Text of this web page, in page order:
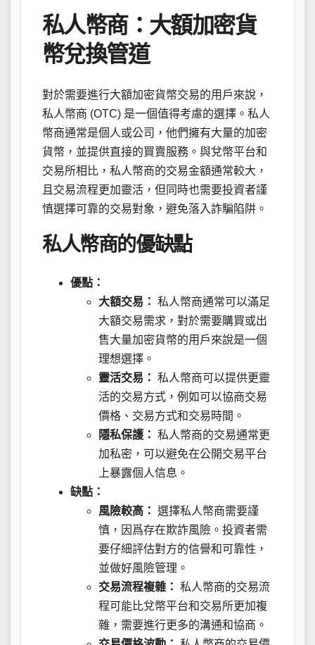
私人幣商：大額加密貨
幣兌換管道
對於需要進行大額加密貨幣交易的用戶來說，
私人幣商 (OTC) 是一個值得考慮的選擇。私人
幣商通常是個人或公司，他們擁有大量的加密
貨幣，並提供直接的買賣服務。與兌幣平台和
交易所相比，私人幣商的交易金額通常較大，
且交易流程更加靈活，但同時也需要投資者謹
慎選擇可靠的交易對象，避免落入詐騙陷阱。
私人幣商的優缺點
優點：
大額交易： 私人幣商通常可以滿足
大額交易需求，對於需要購買或出
售大量加密貨幣的用戶來說是一個
理想選擇。
靈活交易： 私人幣商可以提供更靈
活的交易方式，例如可以協商交易
價格、交易方式和交易時間。
隱私保護： 私人幣商的交易通常更
加私密，可以避免在公開交易平台
上暴露個人信息。
缺點：
風險較高： 選擇私人幣商需要謹
慎，因爲存在欺詐風險。投資者需
要仔細評估對方的信譽和可靠性，
並做好風險管理。
交易流程複雜： 私人幣商的交易流
程可能比兌幣平台和交易所更加複
雜，需要進行更多的溝通和協商。